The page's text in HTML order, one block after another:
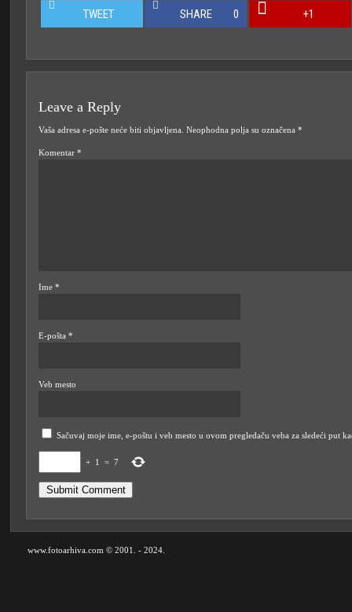
TWEET SHARE 0 +1
Leave a Reply
Vaša adresa e-pošte neće biti objavljena. Neophodna polja su označena *
Komentar *
Ime *
E-pošta *
Veb mesto
Sačuvaj moje ime, e-poštu i veb mesto u ovom pregledaču veba za sledeći put
+ 1 = 7
www.fotoarhiva.com © 2001. - 2024.